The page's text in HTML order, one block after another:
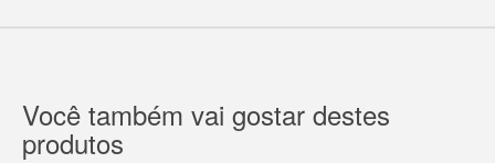
Você também vai gostar destes
produtos